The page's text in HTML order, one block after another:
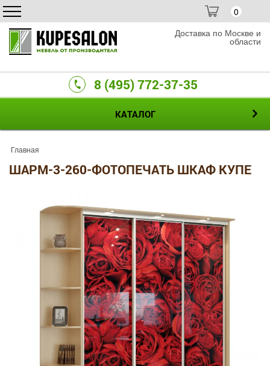
0
Доставка по Москве и
области
8 (495) 772-37-35
КАТАЛОГ
Главная
ШАРМ-3-260-ФОТОПЕЧАТЬ ШКАФ КУПЕ